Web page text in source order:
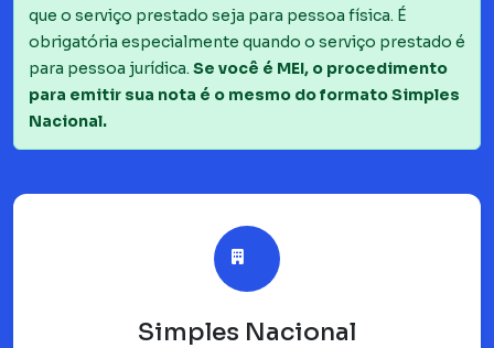
que o serviço prestado seja para pessoa física. É
obrigatória especialmente quando o serviço prestado é
para pessoa jurídica. Se você é MEI, o procedimento
para emitir sua nota é o mesmo do formato Simples
Nacional.
Simples Nacional